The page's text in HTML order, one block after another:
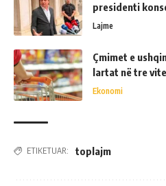
presidenti
Lajme
Çmimet e
lartat në tre
Ekonomi
ETIKETUAR: toplajm